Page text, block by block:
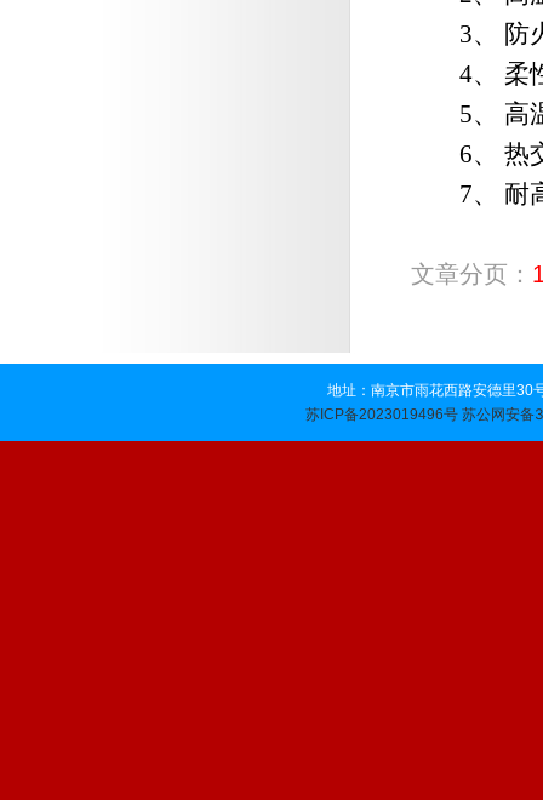
3、 防火
4、 柔
5、 高温
6、 热交
7、 耐高
文章分页：
地址：南京市雨花西路安德里
苏ICP备2023019496号 苏公网安备